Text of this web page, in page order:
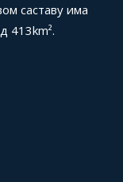
саставу има
413km².